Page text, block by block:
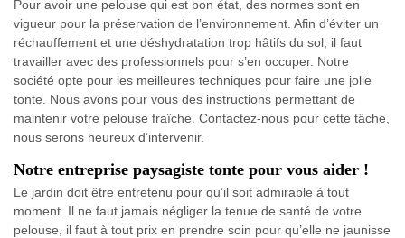
Pour avoir une pelouse qui est bon état, des normes sont en
vigueur pour la préservation de l’environnement. Afin d’éviter un
réchauffement et une déshydratation trop hâtifs du sol, il faut
travailler avec des professionnels pour s’en occuper. Notre
société opte pour les meilleures techniques pour faire une jolie
tonte. Nous avons pour vous des instructions permettant de
maintenir votre pelouse fraîche. Contactez-nous pour cette tâche,
nous serons heureux d’intervenir.
Notre entreprise paysagiste tonte pour vous aider !
Le jardin doit être entretenu pour qu’il soit admirable à tout
moment. Il ne faut jamais négliger la tenue de santé de votre
pelouse, il faut à tout prix en prendre soin pour qu’elle ne jaunisse